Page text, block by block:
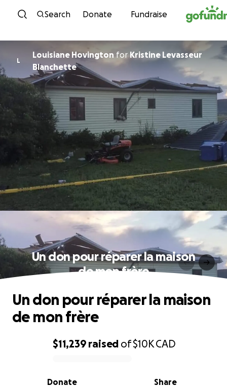
Skip to content
Search Donate Fundraise
L
Louisiane Hovington for Kristine Levasseur
Blanchette
Un don pour réparer la maison
de mon frère
0% complete
$11,239 raised of$10KCAD
Share
Donate
Un don pour réparer la maison
de mon frère